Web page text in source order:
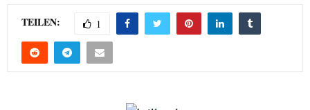
TEILEN: 1